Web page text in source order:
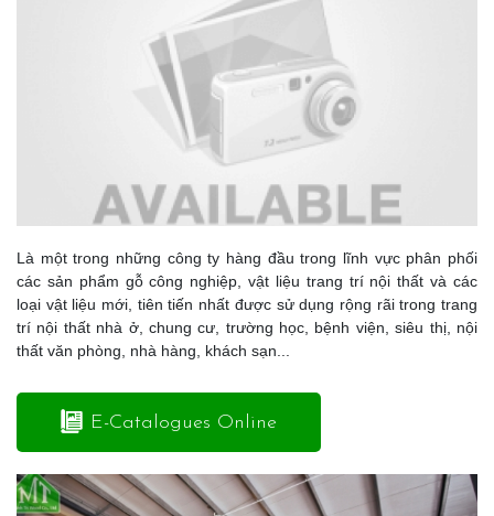
Là một trong những công ty hàng đầu trong lĩnh vực phân phối
các sản phẩm gỗ công nghiệp, vật liệu trang trí nội thất và các
loại vật liệu mới, tiên tiến nhất được sử dụng rộng rãi trong trang
trí nội thất nhà ở, chung cư, trường học, bệnh viện, siêu thị, nội
thất văn phòng, nhà hàng, khách sạn...
E-Catalogues Online